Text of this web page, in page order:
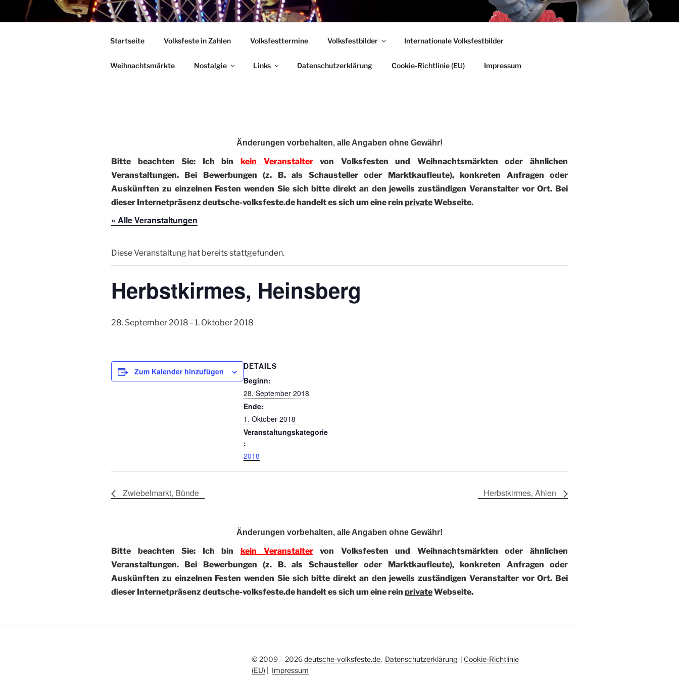
DEUTSCHE VOLKSFESTE
Startseite Volksfeste in Zahlen Volksfesttermine Volksfestbilder Internationale Volksfestbilder
Weihnachtsmärkte Nostalgie Links Datenschutzerklärung Cookie-Richtlinie (EU) Impressum
Änderungen vorbehalten, alle Angaben ohne Gewähr!
Bitte beachten Sie: Ich bin kein Veranstaltervon Volksfesten und Weihnachtsmärkten oder ähnlichen
Veranstaltungen. Bei Bewerbungen (z. B. als Schausteller oder Marktkaufleute), konkreten Anfragen oder
Auskünften zu einzelnen Festen wenden Sie sich bitte direkt an den jeweils zuständigen Veranstalter vor Ort. Bei
dieser Internetpräsenz deutsche-volksfeste.de handelt es sich um eine rein privateWebseite.
« Alle Veranstaltungen
Diese Veranstaltung hat bereits stattgefunden.
Herbstkirmes, Heinsberg
28. September 2018 - 1. Oktober 2018
Zum Kalender hinzufügen
DETAILS
Beginn:
28. September 2018
Ende:
1. Oktober 2018
Veranstaltungskategorie
:
2018
Zwiebelmarkt, Bünde Herbstkirmes, Ahlen
Änderungen vorbehalten, alle Angaben ohne Gewähr!
Bitte beachten Sie: Ich bin kein Veranstaltervon Volksfesten und Weihnachtsmärkten oder ähnlichen
Veranstaltungen. Bei Bewerbungen (z. B. als Schausteller oder Marktkaufleute), konkreten Anfragen oder
Auskünften zu einzelnen Festen wenden Sie sich bitte direkt an den jeweils zuständigen Veranstalter vor Ort. Bei
dieser Internetpräsenz deutsche-volksfeste.de handelt es sich um eine rein privateWebseite.
© 2009 – 2026deutsche-volksfeste.de, Datenschutzerklärung| Cookie-Richtlinie
(EU)
Impressum